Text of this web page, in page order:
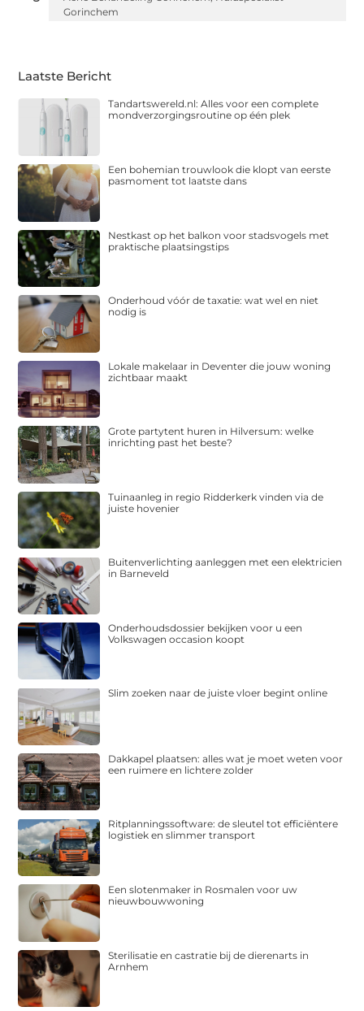
Gorinchem
Laatste Bericht
Tandartswereld.nl: Alles voor een complete
mondverzorgingsroutine op één plek
Een bohemian trouwlook die klopt van eerste
pasmoment tot laatste dans
Nestkast op het balkon voor stadsvogels met
praktische plaatsingstips
Onderhoud vóór de taxatie: wat wel en niet
nodig is
Lokale makelaar in Deventer die jouw woning
zichtbaar maakt
Grote partytent huren in Hilversum: welke
inrichting past het beste?
Tuinaanleg in regio Ridderkerk vinden via de
juiste hovenier
Buitenverlichting aanleggen met een elektricien
in Barneveld
Onderhoudsdossier bekijken voor u een
Volkswagen occasion koopt
Slim zoeken naar de juiste vloer begint online
Dakkapel plaatsen: alles wat je moet weten voor
een ruimere en lichtere zolder
Ritplanningssoftware: de sleutel tot efficiëntere
logistiek en slimmer transport
Een slotenmaker in Rosmalen voor uw
nieuwbouwwoning
Sterilisatie en castratie bij de dierenarts in
Arnhem